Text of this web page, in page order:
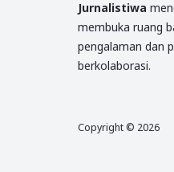
Jurnalistiwa
membuka ruang
pengalaman dan
berkolaborasi.
Copyright © 2026